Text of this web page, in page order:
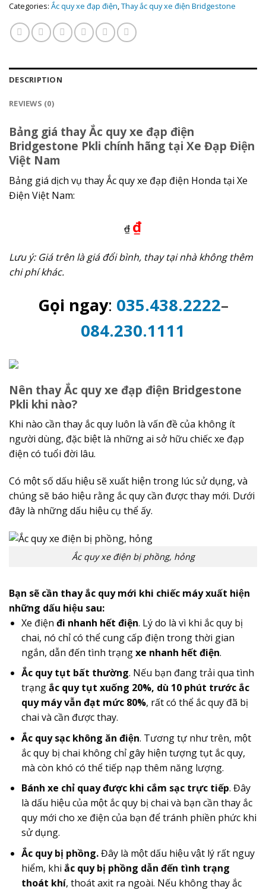
Categories: Ắc quy xe đạp điện,Thay ắc quy xe điện Bridgestone
DESCRIPTION
REVIEWS (0)
Bảng giá thay Ắc quy xe đạp điện
Bridgestone Pkli chính hãng tại Xe Đạp Điện
Việt Nam
Bảng giá dịch vụ thay Ắc quy xe đạp điện Honda tại Xe
Điện Việt Nam:
₫ ₫
Lưu ý: Giá trên là giá đổi bình, thay tại nhà không thêm
chi phí khác.
Gọi ngay: 035.438.2222–
084.230.1111
Nên thay Ắc quy xe đạp điện Bridgestone
Pkli khi nào?
Khi nào cần thay ắc quy luôn là vấn đề của không ít
người dùng, đặc biệt là những ai sở hữu chiếc xe đạp
điện có tuổi đời lâu.
Có một số dấu hiệu sẽ xuất hiện trong lúc sử dụng, và
chúng sẽ báo hiệu rằng ắc quy cần được thay mới. Dưới
đây là những dấu hiệu cụ thể ấy.
Ắc quy xe điện bị phồng, hỏng
Bạn sẽ cần thay ắc quy mới khi chiếc máy xuất hiện
những dấu hiệu sau:
Xe điện đi nhanh hết điện. Lý do là vì khi ắc quy bị
chai, nó chỉ có thể cung cấp điện trong thời gian
ngắn, dẫn đến tình trạngxe nhanh hết điện.
Ắc quy tụt bất thường. Nếu bạn đang trải qua tình
trạngắc quy tụt xuống 20%, dù 10 phút trước ắc
quy máy vẫn đạt mức 80%, rất có thể ắc quy đã bị
chai và cần được thay.
Ắc quy sạc không ăn điện. Tương tự như trên, một
ắc quy bị chai không chỉ gây hiện tượng tụt ắc quy,
mà còn khó có thể tiếp nạp thêm năng lượng.
Bánh xe chỉ quay được khi cắm sạc trực tiếp. Đây
là dấu hiệu của một ắc quy bị chai và bạn cần thay ắc
quy mới cho xe điện của bạn để tránh phiền phức khi
sử dụng.
Ắc quy bị phồng.Đây là một dấu hiệu vật lý rất nguy
hiểm, khi ắc quy bị phồng dẫn đến tình trạng
thoát khí, thoát axit ra ngoài. Nếu không thay ắc